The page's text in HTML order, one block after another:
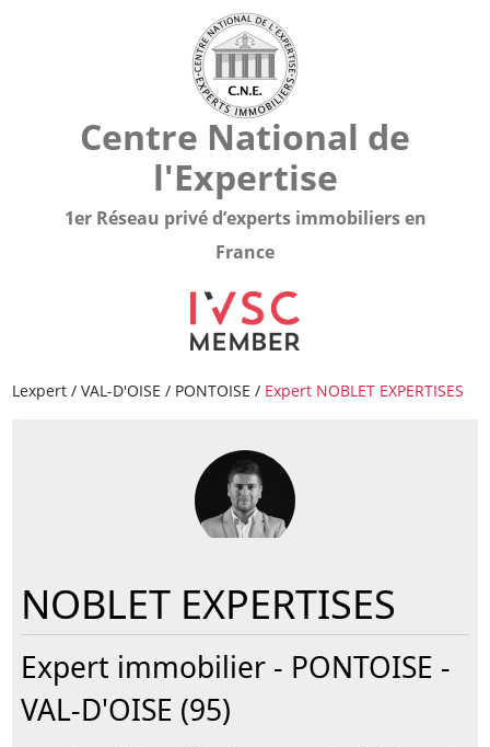
Centre National de
l'Expertise
1er Réseau privé d’experts immobiliers en
France
Lexpert /VAL-D'OISE / PONTOISE / Expert NOBLET EXPERTISES
NOBLET EXPERTISES
Expert immobilier - PONTOISE -
VAL-D'OISE (95)